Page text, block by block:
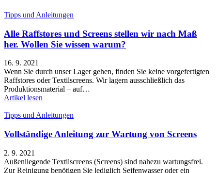
Tipps und Anleitungen
Alle Raffstores und Screens stellen wir nach Maß
her. Wollen Sie wissen warum?
16. 9. 2021
Wenn Sie durch unser Lager gehen, finden Sie keine vorgefertigten
Raffstores oder Textilscreens. Wir lagern ausschließlich das
Produktionsmaterial – auf…
Artikel lesen
Tipps und Anleitungen
Vollständige Anleitung zur Wartung von Screens
2. 9. 2021
Außenliegende Textilscreens (Screens) sind nahezu wartungsfrei.
Zur Reinigung benötigen Sie lediglich Seifenwasser oder ein